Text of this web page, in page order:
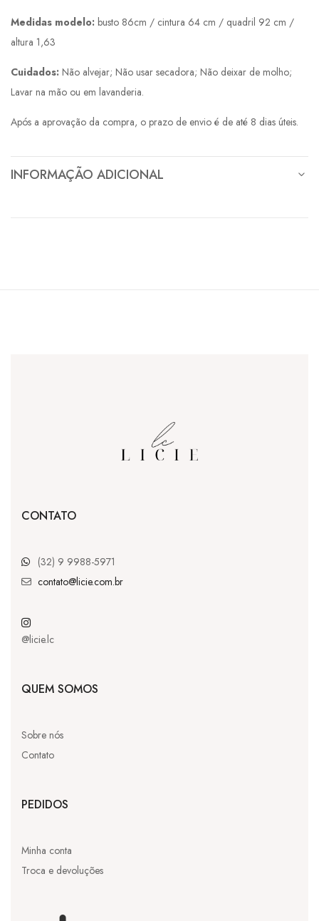
Medidas modelo: busto 86cm / cintura 64 cm / quadril 92 cm /
altura 1,63
Cuidados: Não alvejar; Não usar secadora; Não deixar de molho;
Lavar na mão ou em lavanderia.
Após a aprovação da compra, o prazo de envio é de até 8 dias úteis.
INFORMAÇÃO ADICIONAL
CONTATO
(32) 9 9988-5971
contato@licie.com.br
@licie.lc
QUEM SOMOS
Sobre nós
Contato
PEDIDOS
Minha conta
Troca e devoluções